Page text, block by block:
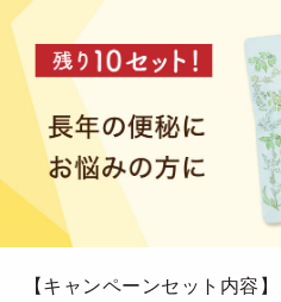
【キャンペーンセット内容】